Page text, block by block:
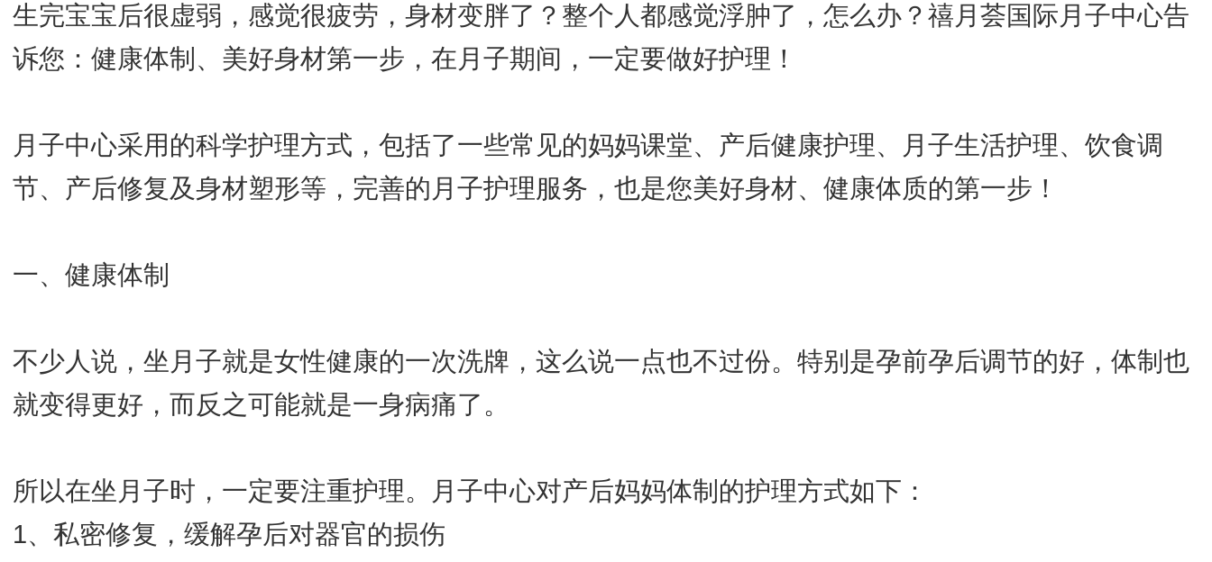
生完宝宝后很虚弱，感觉很疲劳，身材变胖了？整个人都感觉浮肿了，怎么办？禧月荟国际月子中心告
诉您：健康体制、美好身材第一步，在月子期间，一定要做好护理！
月子中心采用的科学护理方式，包括了一些常见的妈妈课堂、产后健康护理、月子生活护理、饮食调
节、产后修复及身材塑形等，完善的月子护理服务，也是您美好身材、健康体质的第一步！
一、健康体制
不少人说，坐月子就是女性健康的一次洗牌，这么说一点也不过份。特别是孕前孕后调节的好，体制也
就变得更好，而反之可能就是一身病痛了。
所以在坐月子时，一定要注重护理。月子中心对产后妈妈体制的护理方式如下：
1、私密修复，缓解孕后对器官的损伤